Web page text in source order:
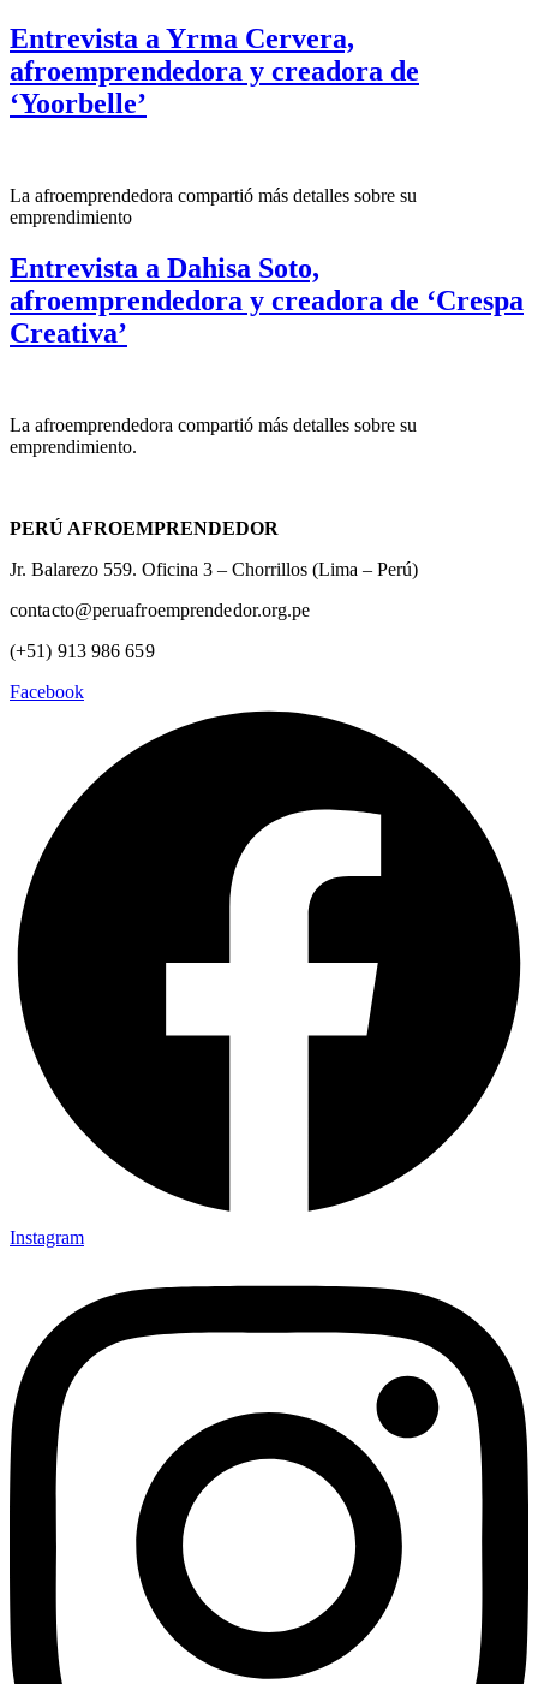
Entrevista a Yrma Cervera,
afroemprendedora y creadora de
‘Yoorbelle’
La afroemprendedora compartió más detalles sobre su
emprendimiento
Entrevista a Dahisa Soto,
afroemprendedora y creadora de ‘Crespa
Creativa’
La afroemprendedora compartió más detalles sobre su
emprendimiento.
PERÚ AFROEMPRENDEDOR
Jr. Balarezo 559. Oficina 3 – Chorrillos (Lima – Perú)
contacto@peruafroemprendedor.org.pe
(+51) 913 986 659
Facebook
Instagram